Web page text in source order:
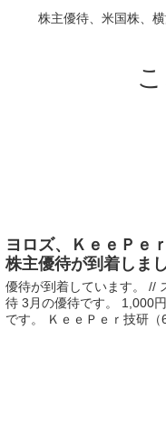
株主優待、米国株、
ヨロズ、ＫｅｅＰｅ
株主優待が到着しまし
優待が到着しています。 //
待 3月の優待です。 1,000
です。 ＫｅｅＰｅｒ技研（